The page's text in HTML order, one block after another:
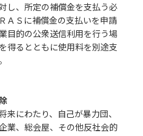
し、所定の補償金を支払う必
ＡＳに補償金の支払いを申請
目的の公衆送信利用を行う場
得るとともに使用料を別途支
来にわたり、自己が暴力団、
業、総会屋、その他反社会的